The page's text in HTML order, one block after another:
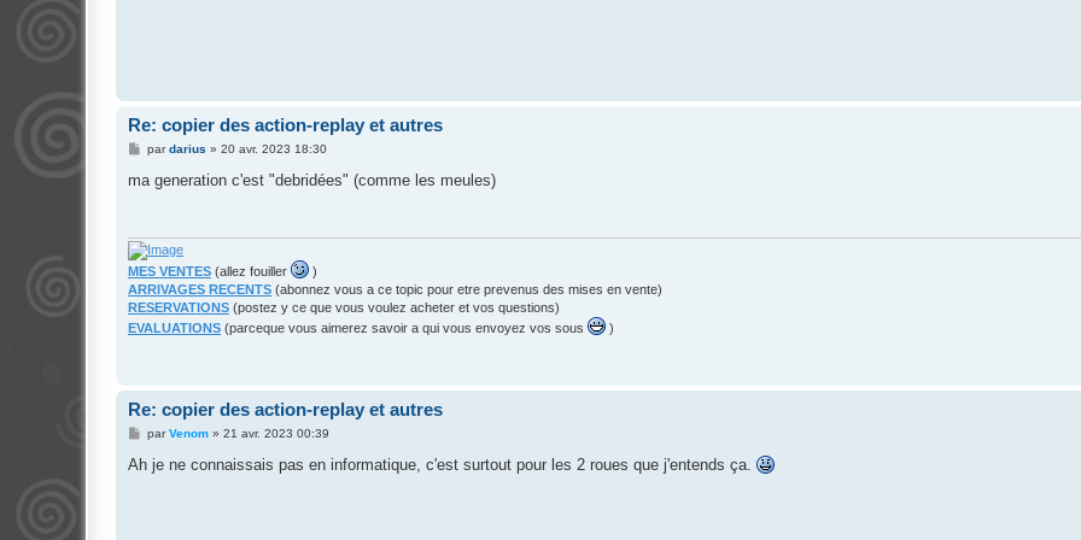
Re: copier des action-replay et autres
M
s
pardarius » 20 avr. 2023 18:30
ma generation c'est "debridées" (comme les meules)
MES VENTES (allez fouiller
)
ARRIVAGES RECENTS (abonnez vous a ce topic pour etre prevenus des mises en vente)
RESERVATIONS (postez y ce que vous voulez acheter et vos questions)
EVALUATIONS (parceque vous aimerez savoir a qui vous envoyez vos sous )
Re: copier des action-replay et autres
M
s
parVenom» 21 avr. 2023 00:39
Ah je ne connaissais pas en informatique, c'est surtout pour les 2 roues que j'entends ça.